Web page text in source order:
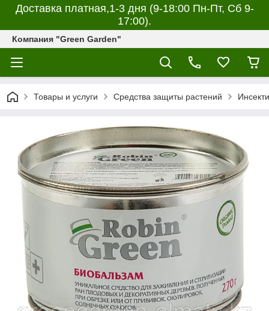
Доставка платная,1-3 дня (9-18:00 Пн-Пт, Сб 9-
17:00).
Компания "Green Garden"
Товары и услуги Средства защиты растений